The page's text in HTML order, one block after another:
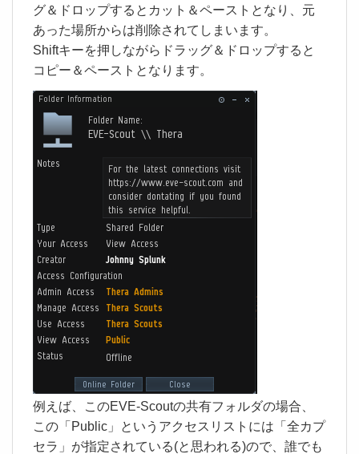
グ＆ドロップするとカット＆ペーストとなり、元
あった場所からは削除されてしまいます。
Shiftキーを押しながらドラッグ＆ドロップすると
コピー＆ペーストとなります。
例えば、このEVE-Scoutの共有フォルダの場合、
この「Public」というアクセスリストには「全カプ
セラ」が指定されている(と思われる)ので、誰でも